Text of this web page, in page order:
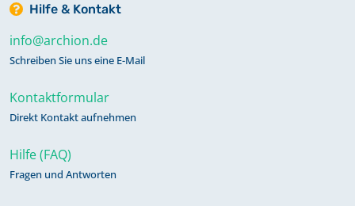
Hilfe & Kontakt
info@archion.de
Schreiben Sie uns eine E-Mail
Kontaktformular
Direkt Kontakt aufnehmen
Hilfe (FAQ)
Fragen und Antworten